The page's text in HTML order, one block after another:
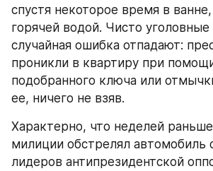
спустя некоторое время в
горячей водой. Чисто
случайная ошибка отпадают:
проникли в квартиру при
подобранного ключа или
ее, ничего не взяв.
Характерно, что неделей
милиции обстрелял автомобиль
лидеров антипрезидентской